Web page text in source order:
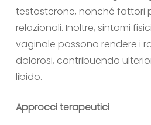
testosterone, nonché fattori
relazionali. Inoltre, sintomi
vaginale possono rendere i
dolorosi, contribuendo
libido.
Approcci terapeutici